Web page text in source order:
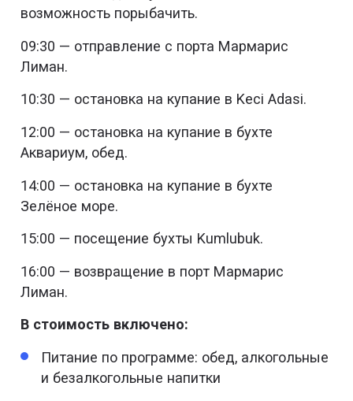
возможность порыбачить.
09:30 — отправление с порта Мармарис
Лиман.
10:30 — остановка на купание в Keci Adasi.
12:00 — остановка на купание в бухте
Аквариум, обед.
14:00 — остановка на купание в бухте
Зелёное море.
15:00 — посещение бухты Kumlubuk.
16:00 — возвращение в порт Мармарис
Лиман.
В стоимость включено:
Питание по программе: обед, алкогольные
и безалкогольные напитки